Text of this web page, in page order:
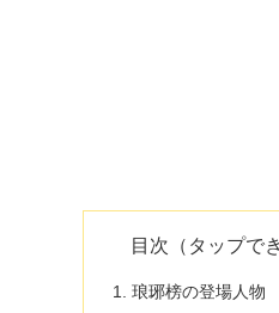
目次（タップで
琅琊榜の登場人物